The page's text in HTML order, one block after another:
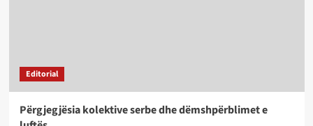
Editorial
Përgjegjësia kolektive serbe dhe dëmshpërblimet e